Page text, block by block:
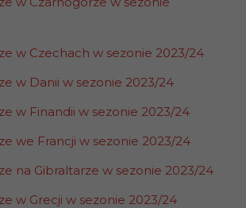
w Czechach w sezonie 2023/24
w Danii w sezonie 2023/24
w Finandii w sezonie 2023/24
we Francji w sezonie 2023/24
na Gibraltarze w sezonie 2023/24
w Grecji w sezonie 2023/24